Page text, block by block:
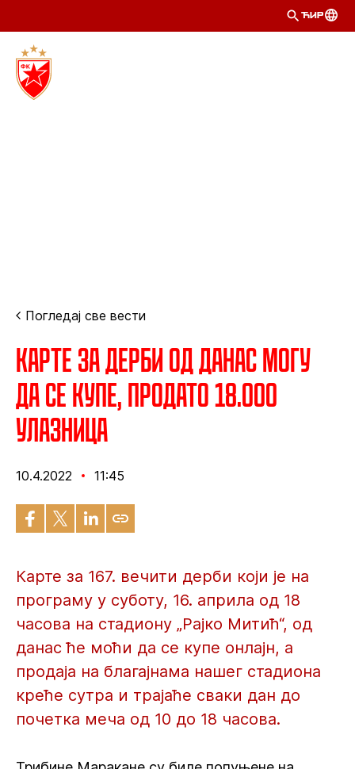
ЋИР
Погледај све вести
Карте за дерби од данас могу
да се купе, продато 18.000
улазница
10.4.2022 11:45
Карте за 167. вечити дерби који је на
програму у суботу, 16. априла од 18
часова на стадиону „Рајко Митић“, од
данас ће моћи да се купе онлајн, а
продаја на благајнама нашег стадиона
креће сутра и трајаће сваки дан до
почетка меча од 10 до 18 часова.